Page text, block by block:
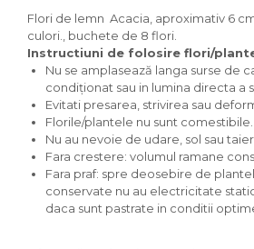
Flori de lemn Acacia, aproximativ 6
culori., buchete de 8 flori.
Instructiuni de folosire flori/
Nu se amplasează langa surse de
condiționat sau in lumina directa a
Evitati presarea, strivirea sau
Florile/plantele nu sunt comestibile.
Nu au nevoie de udare, sol sau
Fara crestere: volumul ramane
Fara praf: spre deosebire de
conservate nu au electricitate
daca sunt pastrate in conditii